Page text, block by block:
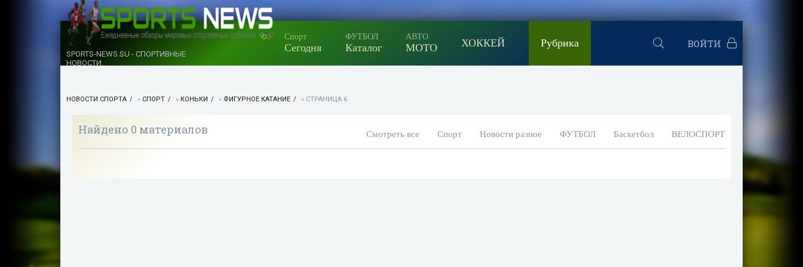
SPORTS-NEWS.SU - СПОРТИВНЫЕ
НОВОСТИ.
Спорт
Сегодня
ФУТБОЛ
Каталог
АВТО
МОТО ХОККЕЙ Рубрика ВОЙТИ
НОВОСТИ СПОРТА » СПОРТ » КОНЬКИ » ФИГУРНОЕ КАТАНИЕ » СТРАНИЦА 6
Найдено 0 материалов Смотреть все Спорт Новости разное ФУТБОЛ Баскетбол ВЕЛОСПОРТ